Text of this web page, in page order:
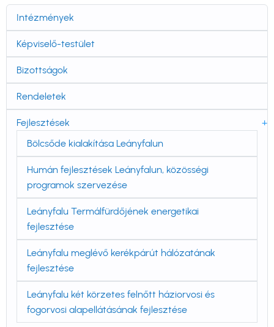
Önkormányzat
navigáció
Intézmények
Képviselő-testület
Bizottságok
Rendeletek
Fejlesztések
Bölcsőde kialakítása Leányfalun
Humán fejlesztések Leányfalun, közösségi
programok szervezése
Leányfalu Termálfürdőjének energetikai
fejlesztése
Leányfalu meglévő kerékpárút hálózatának
fejlesztése
Leányfalu két körzetes felnőtt háziorvosi és
fogorvosi alapellátásának fejlesztése